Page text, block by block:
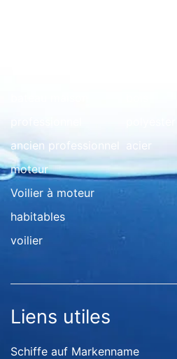
ancien professionnel
moteur
Voilier à moteur
habitables
voilier
acier
Liens utiles
Schiffe auf Markenname